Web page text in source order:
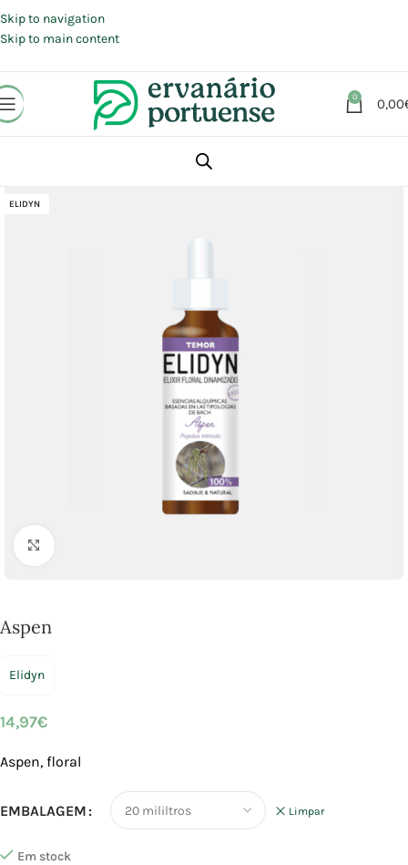
Skip to navigation
Skip to main content
0 0,00
Aromaterapia | Florais | Homeopatia
ELIDYN
Aspen
Elidyn
14,97€
Aspen, floral
EMBALAGEM Limpar
Em stock